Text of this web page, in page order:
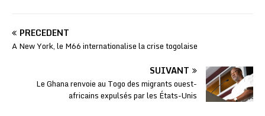
PRÉCÉDENT
A New York, le M66 internationalise la crise togolaise
SUIVANT
Le Ghana renvoie au Togo des migrants ouest-
africains expulsés par les États-Unis